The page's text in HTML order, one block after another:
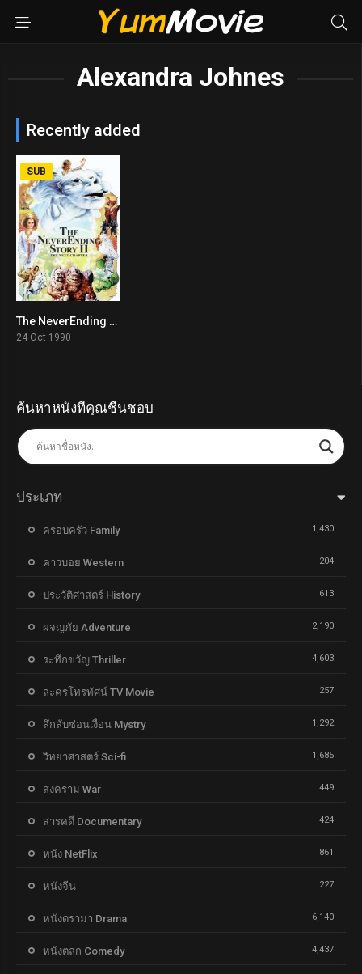
Alexandra Johnes
Recently added
5.2
SUB
The NeverEnding Story II: The Next Chapter (1990)
24 Oct 1990
ค้นหาหนังที่คุณชื่นชอบ
ประเภท
ครอบครัว Family 1,430
คาวบอย Western 204
ประวัติศาสตร์ History 613
ผจญภัย Adventure 2,190
ระทึกขวัญ Thriller 4,603
ละครโทรทัศน์ TV Movie 257
ลึกลับซ่อนเงื่อน Mystry 1,292
วิทยาศาสตร์ Sci-fi 1,685
สงคราม War 449
สารคดี Documentary 424
หนัง NetFlix 861
หนังจีน 227
หนังดราม่า Drama 6,140
หนังตลก Comedy 4,437